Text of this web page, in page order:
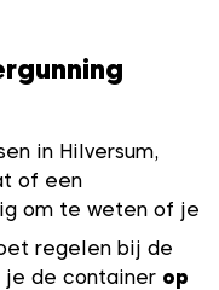
in Hilversum,
of een
om te weten of je
regelen bij de
de container op